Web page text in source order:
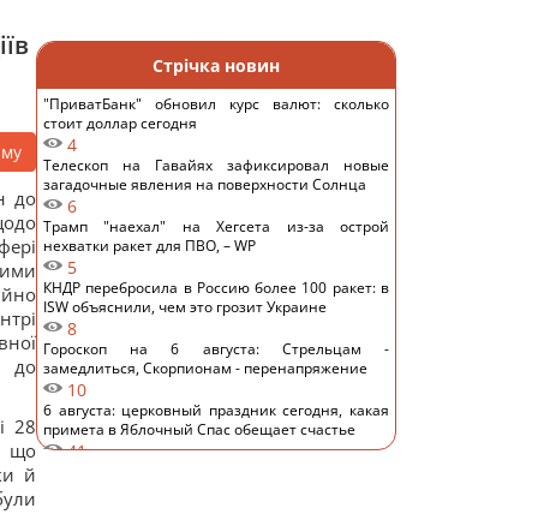
до
до
і 28
що
й
Стрічка новин
"ПриватБанк" обновил курс валют: сколько
стоит доллар сегодня
4
Телескоп на Гавайях зафиксировал новые
загадочные явления на поверхности Солнца
6
Трамп "наехал" на Хегсета из-за острой
нехватки ракет для ПВО, – WP
5
КНДР перебросила в Россию более 100 ракет: в
ISW объяснили, чем это грозит Украине
8
Гороскоп на 6 августа: Стрельцам -
замедлиться, Скорпионам - перенапряжение
10
6 августа: церковный праздник сегодня, какая
примета в Яблочный Спас обещает счастье
41